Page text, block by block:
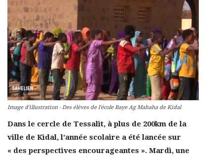
Image d'illustration - Des élèves de l'école Baye Ag Mahaha de Kidal
Dans le cercle de Tessalit, à plus de 200km de la
ville de Kidal, l’année scolaire a été lancée sur
« des perspectives encourageantes ». Mardi, une